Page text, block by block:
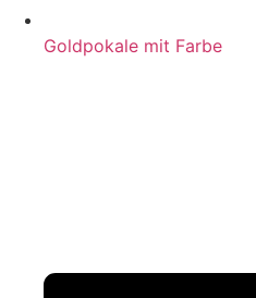
Goldpokale mit Farbe